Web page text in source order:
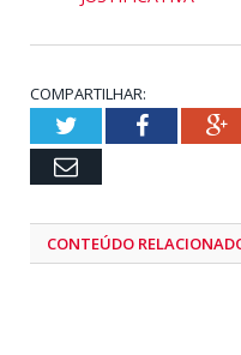
COMPARTILHAR:
TwitterFacebook
Email
CONTEÚDO